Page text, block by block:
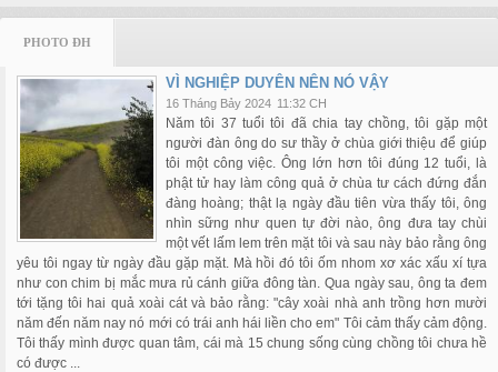
PHOTO ĐH
VÌ NGHIỆP DUYÊN NÊN NÓ VẬY
16 Tháng Bảy 2024 11:32 CH
Năm tôi 37 tuổi tôi đã chia tay chồng, tôi gặp một
người đàn ông do sư thầy ở chùa giới thiệu để giúp
tôi một công việc. Ông lớn hơn tôi đúng 12 tuổi, là
phật tử hay làm công quả ở chùa tư cách đứng đắn
đàng hoàng; thật lạ ngày đầu tiên vừa thấy tôi, ông
nhìn sững như quen tự đời nào, ông đưa tay chùi
một vết lấm lem trên mặt tôi và sau này bảo rằng ông
yêu tôi ngay từ ngày đầu gặp mặt. Mà hồi đó tôi ốm nhom xơ xác xấu xí tựa
như con chim bị mắc mưa rủ cánh giữa đông tàn. Qua ngày sau, ông ta đem
tới tặng tôi hai quả xoài cát và bảo rằng: "cây xoài nhà anh trồng hơn mười
năm đến năm nay nó mới có trái anh hái liền cho em" Tôi cảm thấy cảm động.
Tôi thấy mình được quan tâm, cái mà 15 chung sống cùng chồng tôi chưa hề
có được ...